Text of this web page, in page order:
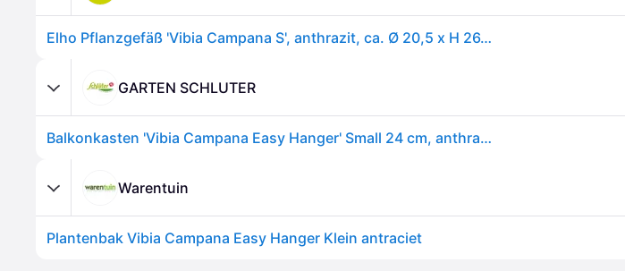
Elho Pflanzgefäß 'Vibia Campana S', anthrazit, ca. Ø 20,5 x H 26,5 cm
GARTEN SCHLUTER
Balkonkasten 'Vibia Campana Easy Hanger' Small 24 cm, anthrazit
Warentuin
Plantenbak Vibia Campana Easy Hanger Klein antraciet